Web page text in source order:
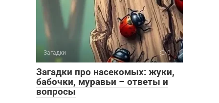
Загадки 0
Загадки про насекомых: жуки,
бабочки, муравьи – ответы и
вопросы